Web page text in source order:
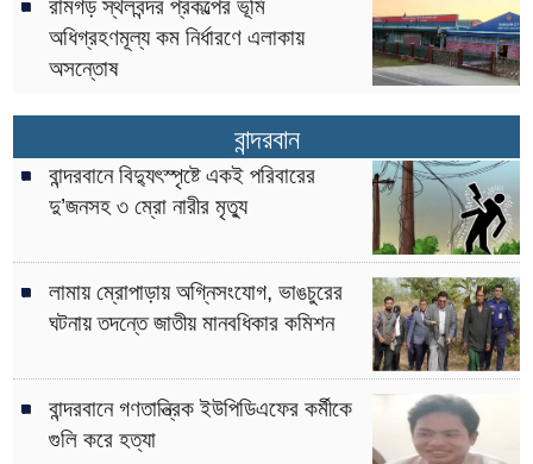
রামগড় স্থলবন্দর প্রকল্পের ভূমি
অধিগ্রহণমূল্য কম নির্ধারণে এলাকায়
অসন্তোষ
বান্দরবান
বান্দরবানে বিদ্যুৎস্পৃষ্টে একই পরিবারের
দু’জনসহ ৩ ম্রো নারীর মৃত্যু
লামায় ম্রোপাড়ায় অগ্নিসংযোগ, ভাঙচুরের
ঘটনায় তদন্তে জাতীয় মানবধিকার কমিশন
বান্দরবানে গণতান্ত্রিক ইউপিডিএফের কর্মীকে
গুলি করে হত্যা